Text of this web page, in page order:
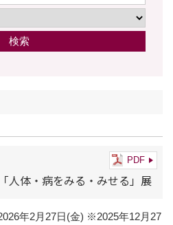
検索
体・病をみる・みせる」展
PDF
年2月27日(金) ※2025年12月27